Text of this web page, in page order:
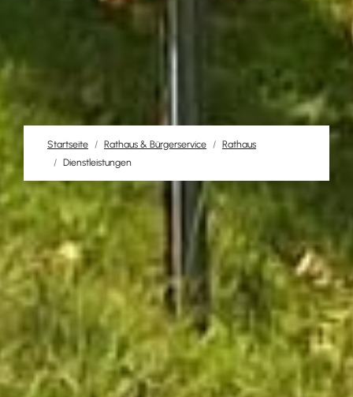
Startseite Rathaus & Bürgerservice
Rathaus
Dienstleistungen